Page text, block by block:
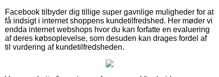
Facebook tilbyder dig tillige super gavnlige muligheder for at
få indsigt i internet shoppens kundetilfredshed. Her møder vi
endda internet webshops hvor du kan forfatte en evaluering
af deres købsoplevelse, som desuden kan drages fordel af
til vurdering af kundetilfredsheden.